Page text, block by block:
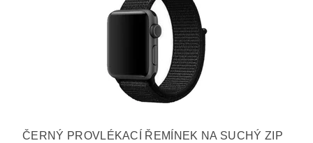
ČERNÝ PROVLÉKACÍ ŘEMÍNEK NA SUCHÝ ZIP